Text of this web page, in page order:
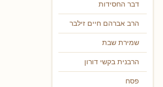
דבר החסידות
הרב אברהם חיים זילבר
שמירת שבת
הרבנית בקשי דורון
פסח